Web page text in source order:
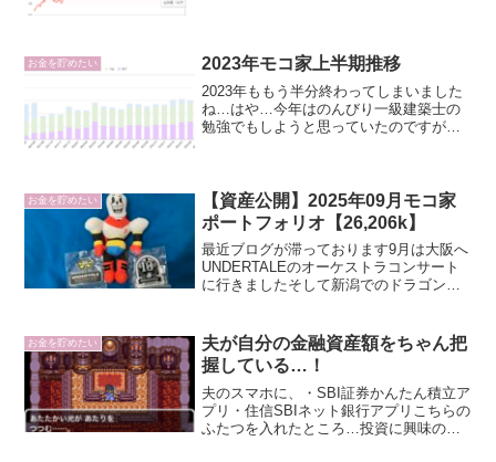
お金を貯めたい 2023年モコ家上半期推移
2023年ももう半分終わってしまいました
ね…はや…今年はのんびり一級建築士の
勉強でもしようと思っていたのですが、
お金を貯めたい
【資産公開】2025年09月モコ家
ポートフォリオ【26,206k】
最近ブログが滞っております9月は大阪へ
UNDERTALEのオーケストラコンサート
に行きましたそして新潟でのドラゴンク
お金を貯めたい
夫が自分の金融資産額をちゃん把
握している…！
夫のスマホに、・SBI証券かんたん積立ア
プリ・住信SBIネット銀行アプリこちらの
ふたつを入れたところ…投資に興味のな